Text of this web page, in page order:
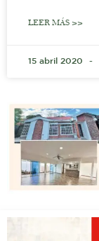
LEER MÁS >>
15 abril 2020